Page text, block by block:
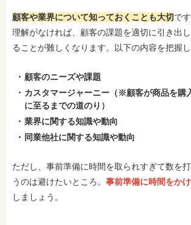
顧客や業界について知っておくことも大切で
理解がなければ、顧客の課題を適切に引き出
ることが難しくなります。以下の内容を把握し
顧客のニーズや課題
カスタマージャーニー（※顧客が商品を購
に至るまでの道のり）
業界に関する知識や動向
同業他社に関する知識や動向
ただし、事前準備に時間を取られすぎて数を
うのは避けたいところ 。 事前準備に時間をか
しましょう。